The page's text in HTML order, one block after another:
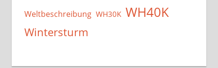
Weltbeschreibung WH30K WH40K
Wintersturm